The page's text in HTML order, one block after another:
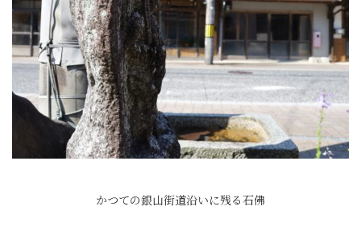
かつての銀山街道沿いに残る石佛